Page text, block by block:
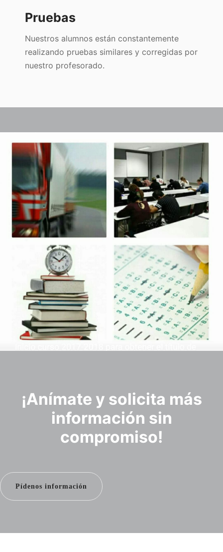
Pruebas
Nuestros alumnos están constantemente
realizando pruebas similares y corregidas por
nuestro profesorado.
¡Anímate y solicita más
información sin
compromiso!
Pídenos información